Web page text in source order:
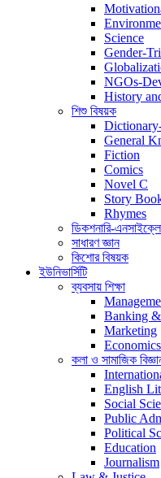
Science
Gender-
NGOs-
History
শিশু বিষয়ক
General
Fiction
Comics
Novel C
Story
Rhymes
ডিকশনারি-
সাধারণ জ্ঞান
কিশোর বিষয়ক
ইউনিভার্সিটি
ব্যবসায় শিক্ষা
Banking
Marketing
Economics
কলা ও সামাজিক
English
Social
Public
Political
Education
Journalism